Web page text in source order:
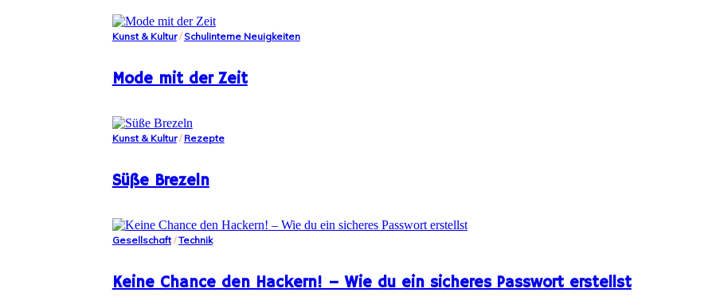
Kunst & Kultur/ Schulinterne Neuigkeiten
Mode mit der Zeit
Kunst & Kultur/ Rezepte
Süße Brezeln
Gesellschaft/Technik
Keine Chance den Hackern! – Wie du ein sicheres Passwort erstellst